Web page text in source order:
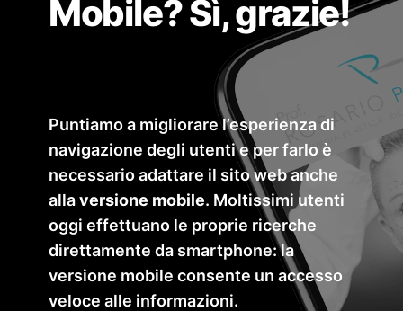
Mobile? Sì, grazie!
Puntiamo a migliorare l’esperienza di
navigazione degli utenti e per farlo è
necessario adattare il sito web anche
allaversione mobile. Moltissimi utenti
oggi effettuano le proprie ricerche
direttamente da smartphone: la
versione mobile consente un accesso
veloce alle informazioni.